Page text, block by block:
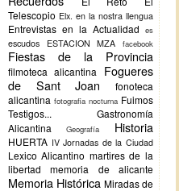
Telescopio Elx. en la nostra llengua
Entrevistas en la Actualidad es
escudos ESTACION MZA facebook
Fiestas de la Provincia
filmoteca alicantina
Fogueres
de Sant Joan
fonoteca
alicantina fotografia nocturna Fuimos
Testigos...
Gastronomía
Alicantina
Geografía Historia
HUERTA IV Jornadas de la Ciudad
Lexico Alicantino martires de la
libertad
memoria de alicante
Memoria Histórica Miradas de